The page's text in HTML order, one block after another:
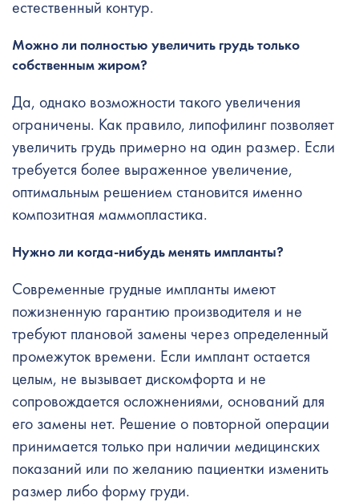
естественный контур.
Можно ли полностью увеличить грудь только
собственным жиром?
Да, однако возможности такого увеличения
ограничены. Как правило, липофилинг позволяет
увеличить грудь примерно на один размер. Если
требуется более выраженное увеличение,
оптимальным решением становится именно
композитная маммопластика.
Нужно ли когда-нибудь менять импланты?
Современные грудные импланты имеют
пожизненную гарантию производителя и не
требуют плановой замены через определенный
промежуток времени. Если имплант остается
целым, не вызывает дискомфорта и не
сопровождается осложнениями, оснований для
его замены нет. Решение о повторной операции
принимается только при наличии медицинских
показаний или по желанию пациентки изменить
размер либо форму груди.